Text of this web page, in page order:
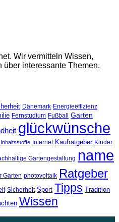
Wir vermitteln Wissen,
über interessante Themen.
Dänemark Energieeffizienz
Fernstudium Fußball Garten
glückwünsche
Inhaltsstoffe Internet Kaufratgeber Kinder
Gartengestaltung name
Garten photovoltaik Ratgeber
Sicherheit Sport Tipps Tradition
Wissen